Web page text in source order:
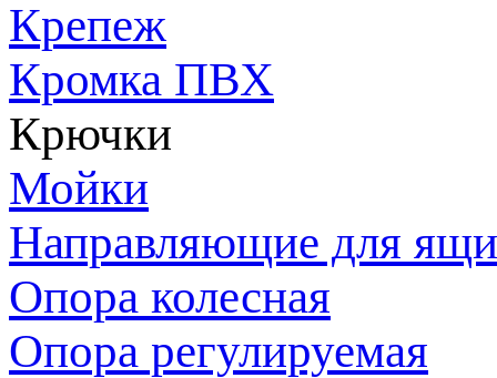
Крепеж
Кромка ПВХ
Крючки
Мойки
Направляющие для
Опора колесная
Опора регулируемая